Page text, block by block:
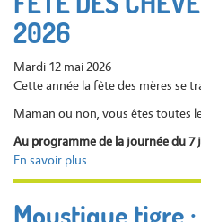
LA
9
au
JUILLET
2026
2026
Mardi 12 mai 2026
Cette année la fête des mères se
Maman ou non, vous êtes toutes
Au programme de la journée du 7
En savoir plus
FETE
CHEVENARDES